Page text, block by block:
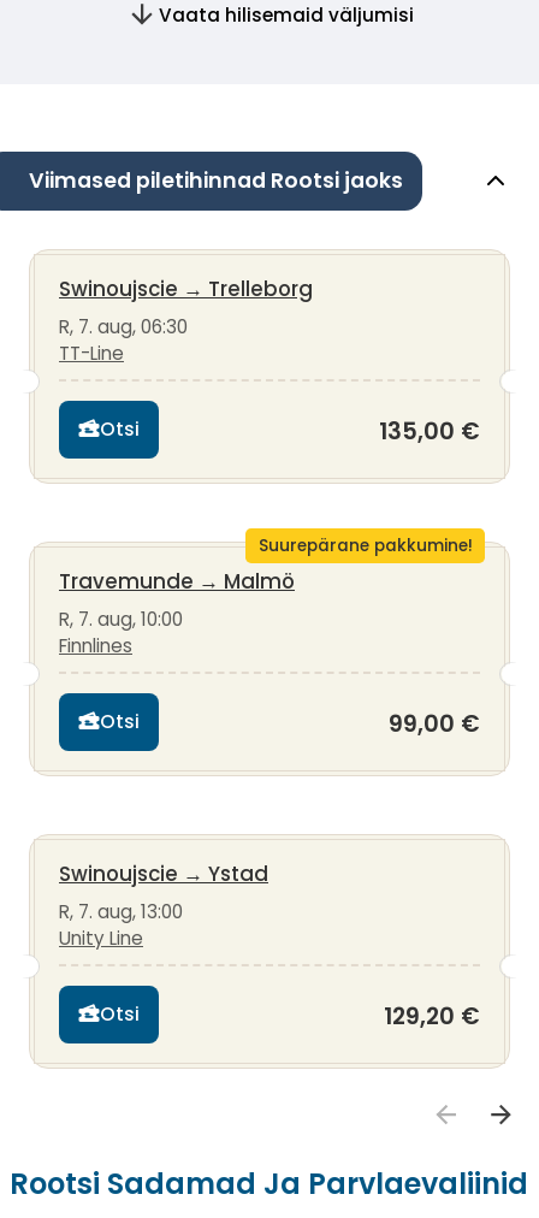
Vaata hilisemaid väljumisi
Viimased piletihinnad Rootsi jaoks
Swinoujscie → Trelleborg
R, 7. aug, 06:30
TT-Line
Otsi 135,00 €
Suurepärane pakkumine!
Travemunde → Malmö
R, 7. aug, 10:00
Finnlines
Otsi 99,00 €
Swinoujscie → Ystad
R, 7. aug, 13:00
Unity Line
Otsi 129,20 €
Rootsi Sadamad Ja Parvlaevaliinid